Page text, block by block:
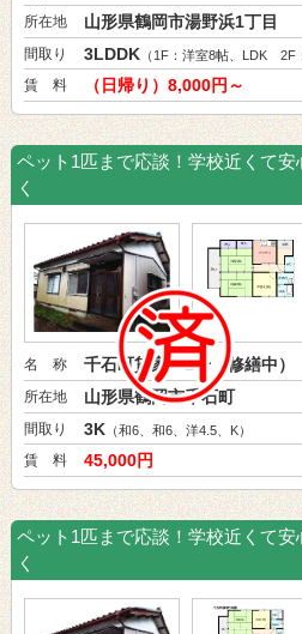
所在地 山形県鶴岡市湯野浜1丁目
間取り 3LDDK （1F：洋室8帖、LDK 2F
賃 料 （日帰り）8,000円～
ペット1匹まで応談！学校近くて
く
名 称 千石町貸家 1号（修繕中）
所在地 山形県鶴岡市千石町
間取り 3K （和6、和6、洋4.5、K）
賃 料 45,000円
ペット1匹まで応談！学校近くて
く